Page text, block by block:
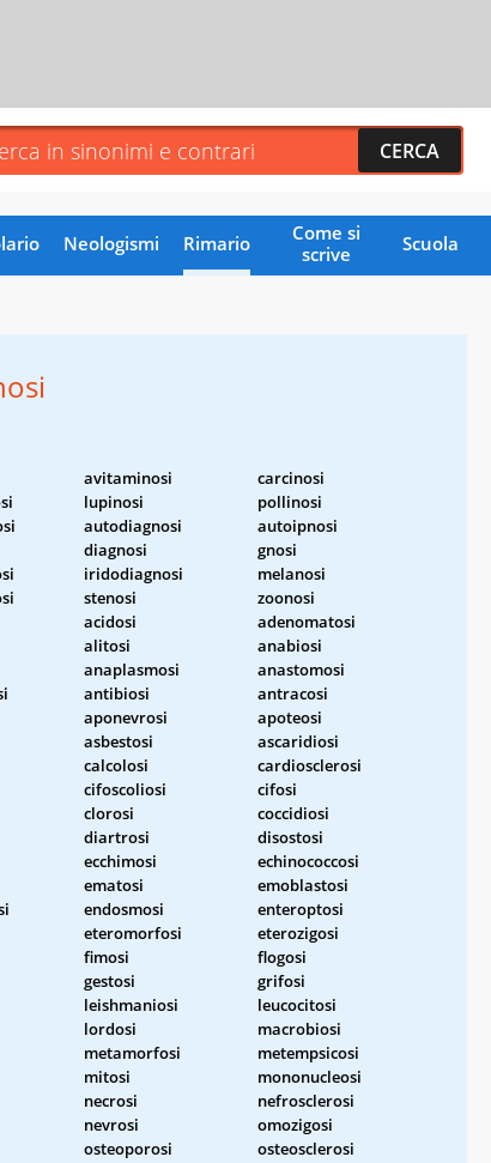
Neologismi Rimario
Come si
scrive
Scuola
avitaminosi
carcinosi
lupinosi
pollinosi
autodiagnosi
autoipnosi
diagnosi
gnosi
iridodiagnosi
melanosi
stenosi
zoonosi
acidosi
adenomatosi
alitosi
anabiosi
anaplasmosi
anastomosi
antibiosi
antracosi
aponevrosi
apoteosi
asbestosi
ascaridiosi
calcolosi
cardiosclerosi
cifoscoliosi
cifosi
clorosi
coccidiosi
diartrosi
disostosi
ecchimosi
echinococcosi
ematosi
emoblastosi
endosmosi
enteroptosi
eteromorfosi
eterozigosi
fimosi
flogosi
gestosi
grifosi
leishmaniosi
leucocitosi
lordosi
macrobiosi
metamorfosi
metempsicosi
mitosi
mononucleosi
necrosi
nefrosclerosi
nevrosi
omozigosi
osteoporosi
osteosclerosi